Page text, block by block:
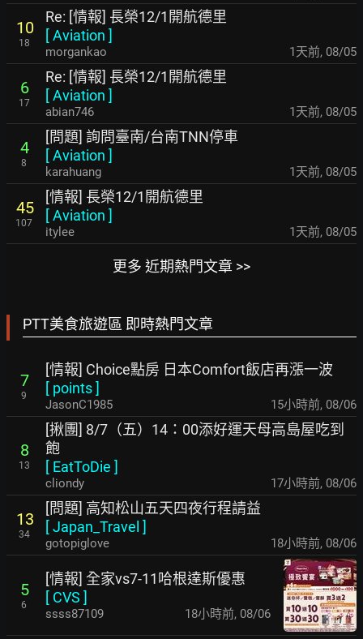
10
18
Re: [情報] 長榮12/1開航德里
[Aviation ]
morgankao 1天前, 08/05
6
17
Re: [情報] 長榮12/1開航德里
[Aviation ]
abian746 1天前, 08/05
4
8
[問題] 詢問臺南/台南TNN停車
[Aviation ]
karahuang 1天前, 08/05
45
107
[情報] 長榮12/1開航德里
[Aviation ]
itylee 1天前, 08/05
更多 近期熱門文章 >>
PTT美食旅遊區 即時熱門文章
7
9
[情報] Choice點房 日本Comfort飯店再漲一波
[ points]
JasonC1985 15小時前, 08/06
8
13
[揪團] 8/7（五）14：00添好運天母高島屋吃到
飽
[ EatToDie ]
cliondy 17小時前, 08/06
13
34
[問題] 高知松山五天四夜行程請益
[Japan_Travel ]
gotopiglove 18小時前, 08/06
5
6
[情報] 全家vs7-11哈根達斯優惠
[ CVS ]
ssss87109 18小時前, 08/06